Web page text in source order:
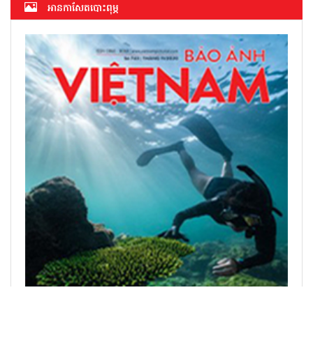
អាន​កាសែត​បោះពុម្ភ